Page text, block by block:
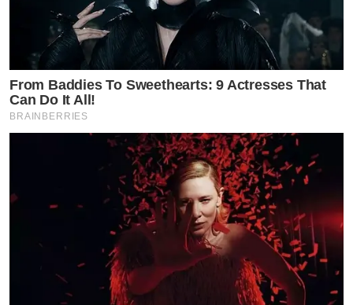
From Baddies To Sweethearts: 9 Actresses That
Can Do It All!
BRAINBERRIES